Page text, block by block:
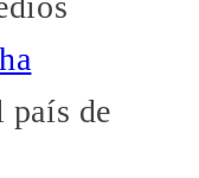
ha
país de